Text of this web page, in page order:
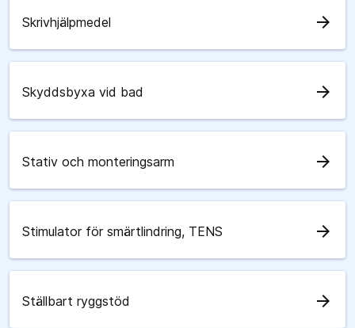
Skrivhjälpmedel arrow_forward
Skyddsbyxa vid bad arrow_forward
Stativ och monteringsarm arrow_forward
Stimulator för smärtlindring, TENS arrow_forward
Ställbart ryggstöd arrow_forward